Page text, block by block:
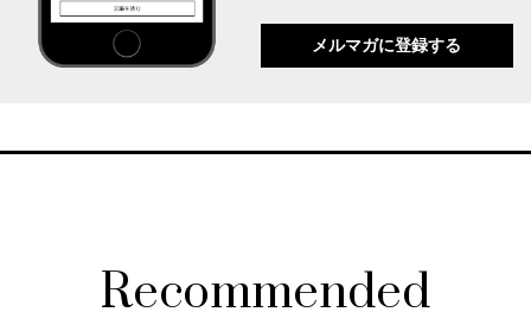
メルマガに登録する
Recommended